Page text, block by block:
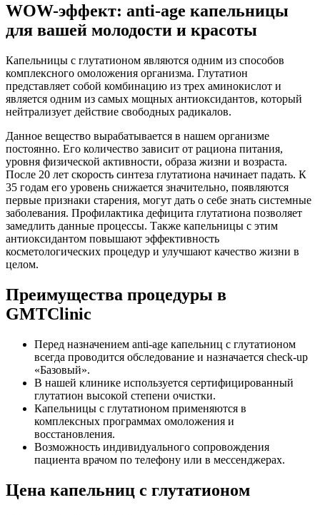
WOW-эффект: anti-age капельницы
для вашей молодости и красоты
Капельницы с глутатионом являются одним из способов
комплексного омоложения организма. Глутатион
представляет собой комбинацию из трех аминокислот и
является одним из самых мощных антиоксидантов, который
нейтрализует действие свободных радикалов.
Данное вещество вырабатывается в нашем организме
постоянно. Его количество зависит от рациона питания,
уровня физической активности, образа жизни и возраста.
После 20 лет скорость синтеза глутатиона начинает падать. К
35 годам его уровень снижается значительно, появляются
первые признаки старения, могут дать о себе знать системные
заболевания. Профилактика дефицита глутатиона позволяет
замедлить данные процессы. Также капельницы с этим
антиоксидантом повышают эффективность
косметологических процедур и улучшают качество жизни в
целом.
Преимущества процедуры в
GMTClinic
Перед назначением anti-age капельниц с глутатионом
всегда проводится обследование и назначается check-up
«Базовый».
В нашей клинике используется сертифицированный
глутатион высокой степени очистки.
Капельницы с глутатионом применяются в
комплексных программах омоложения и
восстановления.
Возможность индивидуального сопровождения
пациента врачом по телефону или в мессенджерах.
Цена капельниц с глутатионом